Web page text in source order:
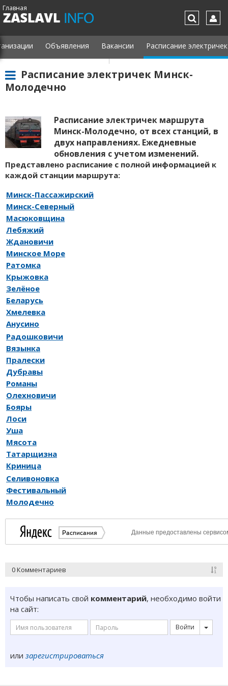
Главная
Объявления Вакансии Расписание электричек
Расписание электричек Минск-
Молодечно
Расписание электричек маршрута
Минск-Молодечно, от всех станций, в
двух направлениях. Ежедневные
обновления с учетом изменений.
Представлено расписание с полной информацией к
каждой станции маршрута:
Минск-Пассажирский
Минск-Северный
Масюковщина
Лебяжий
Ждановичи
Минское Море
Ратомка
Крыжовка
Зелёное
Беларусь
Хмелевка
Анусино
Радошковичи
Вязынка
Пралески
Дубравы
Романы
Олехновичи
Бояры
Лоси
Уша
Мясота
Татарщизна
Криница
Селивоновка
Фестивальный
Молодечно
0 Комментариев
Чтобы написать свой комментарий, необходимо войти
на сайт:
Войти
или зарегистрироваться